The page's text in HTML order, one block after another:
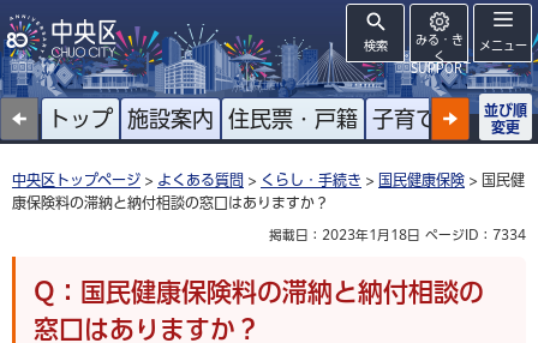
検索
みる・き
く
SUPPORT
メニュー
トップ 施設案内 住民票・戸籍 子育て 高齢者
並び順
変更
中央区トップページ > よくある質問 > くらし・手続き > 国民健康保険 > 国民健
康保険料の滞納と納付相談の窓口はありますか？
掲載日：2023年1月18日 ページID：7334
Q：国民健康保険料の滞納と納付相談の
窓口はありますか？